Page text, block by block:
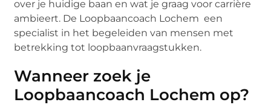
over je huidige baan en wat je graag voor carrière
ambieert. De Loopbaancoach Lochem een
specialist in het begeleiden van mensen met
betrekking tot loopbaanvraagstukken.
Wanneer zoek je
Loopbaancoach Lochem op?